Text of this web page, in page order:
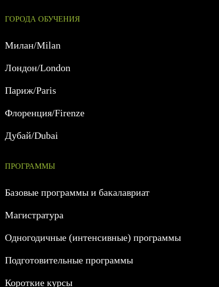
ГОРОДА ОБУЧЕНИЯ
Милан/Milan
Лондон/London
Париж/Paris
Флоренция/Firenze
Дубай/Dubai
ПРОГРАММЫ
Базовые программы и бакалавриат
Магистратура
Одногодичные (интенсивные) программы
Подготовительные программы
Короткие курсы